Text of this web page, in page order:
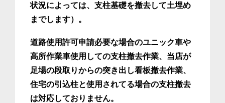
状況によっては、支柱基礎を撤去して土埋め
までします）。
道路使用許可申請必要な場合のユニック車や
高所作業車使用しての支柱撤去作業、当店が
足場の段取りからの突き出し看板撤去作業、
住宅の引込柱と使用されてる場合の支柱撤去
は対応しておりません。